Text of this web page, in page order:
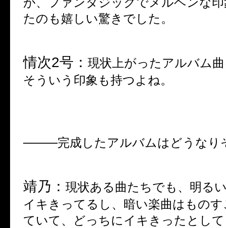
たのも嬉しい驚きでした。
情次2号： 現状上がったアルバム
そういう印象も持つよね。
────完成したアルバムはどうなり
靖乃： 現状ある曲たちでも、明る
イキきってるし、暗い楽曲はもの
ていて、どっちにイキきったとし